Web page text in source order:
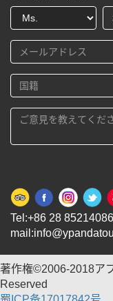
Tel:+86 28
著作権©2006-2018ア
Reserved